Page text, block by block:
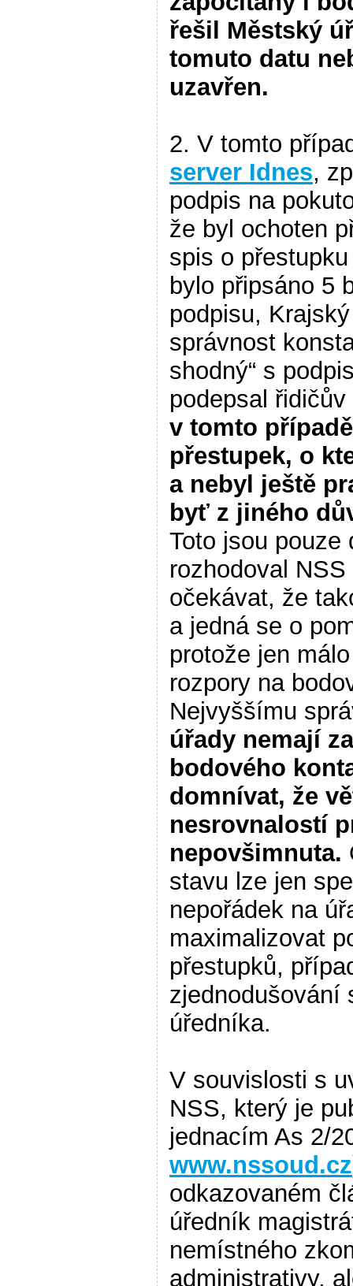
řešil Městský
tomuto datu
uzavřen.
2. V tomto
server Idnes,
podpis na
že byl ochoten
spis o
bylo připsáno 5
podpisu,
správnost
shodný“ s
podepsal
v tomto
přestupek, o
a nebyl ještě
byť z jiného
Toto jsou pouze
rozhodoval
očekávat, že
a jedná se o
protože jen
rozpory na
Nejvyššímu
úřady nemají
bodového
domnívat, že
nesrovnalostí
nepovšimnuta.
stavu lze jen
nepořádek na
maximalizovat
přestupků,
zjednodušování
úředníka.
V souvislosti s
NSS, který je
jednacím As 2/
www.nssoud.cz
odkazovaném
úředník
nemístného
administrativy,